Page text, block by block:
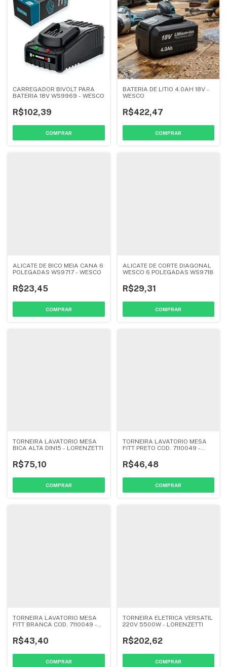
CARREGADOR BIVOLT PARA
BATERIA 18V WS9969 - WESCO
R$102,39
BATERIA DE LITIO 4.0AH 18V -
WESCO
R$422,47
ALICATE DE BICO MEIA CANA 6
POLEGADAS WS9717 - WESCO
R$23,45
ALICATE DE CORTE DIAGONAL
WESCO 6 POLEGADAS WS9718
R$29,31
TORNEIRA LAVATORIO MESA
BICA ALTA DIN15 - LORENZETTI
R$75,10
TORNEIRA LAVATORIO MESA
FITT PRETO COD. 7110049 -
R$46,48
TORNEIRA LAVATORIO MESA
FITT BRANCA COD. 7110049 -
R$43,40
TORNEIRA ELETRICA VERSATIL
220V 5500W - LORENZETTI
R$202,62